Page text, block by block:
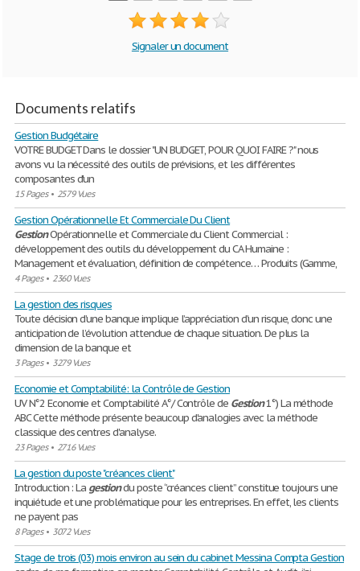
Signaler un document
Documents relatifs
Gestion Budgétaire
VOTRE BUDGET Dans le dossier "UN BUDGET, POUR QUOI FAIRE ?" nous
avons vu la nécessité des outils de prévisions, et les différentes
composantes d'un
15 Pages• 2579 Vues
Gestion Opérationnelle Et Commerciale Du Client
GestionOpérationnelle et Commerciale du Client Commercial :
développement des outils du développement du CA Humaine :
Management et évaluation, définition de compétence… Produits (Gamme,
4 Pages• 2360 Vues
La gestion des risques
Toute décision d’une banque implique l’appréciation d’un risque, donc une
anticipation de l’évolution attendue de chaque situation. De plus la
dimension de la banque et
3 Pages• 3279 Vues
Economie et Comptabilité: la Contrôle de Gestion
UV N°2 Economie et Comptabilité A°/ Contrôle de Gestion1°) La méthode
ABC Cette méthode présente beaucoup d'analogies avec la méthode
classique des centres d'analyse.
23 Pages• 2716 Vues
La gestion du poste "créances client"
Introduction : La gestiondu poste ‘’créances client’’ constitue toujours une
inquiétude et une problématique pour les entreprises. En effet, les clients
ne payent pas
8 Pages• 3072 Vues
Stage de trois (03) mois environ au sein du cabinet Messina Compta Gestion